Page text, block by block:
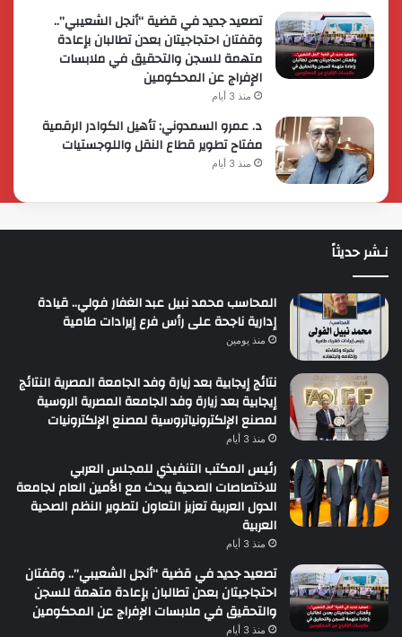
تصعيد جديد في قضية “أنجل الشعيبي”..
وقفتان احتجاجيتان بعدن تطالبان بإعادة
متهمة للسجن والتحقيق في ملابسات
الإفراج عن المحكومين
منذ 3 أيام
د. عمرو السمدوني: تأهيل الكوادر الرقمية
مفتاح تطوير قطاع النقل واللوجستيات
منذ 3 أيام
نـشر حديثاً
المحاسب محمد نبيل عبد الغفار فولي.. قيادة
إدارية ناجحة على رأس فرع إيرادات طامية
منذ يومين
نتائج إيجابية بعد زيارة وفد الجامعة المصرية النتائج
إيجابية بعد زيارة وفد الجامعة المصرية الروسية
لمصنع الإلكترونياتروسية لمصنع الإلكترونيات
منذ 3 أيام
رئيس المكتب التنفيذي للمجلس العربي
للاختصاصات الصحية يبحث مع الأمين العام لجامعة
الدول العربية تعزيز التعاون لتطوير النظم الصحية
العربية
منذ 3 أيام
تصعيد جديد في قضية “أنجل الشعيبي”.. وقفتان
احتجاجيتان بعدن تطالبان بإعادة متهمة للسجن
والتحقيق في ملابسات الإفراج عن المحكومين
منذ 3 أيام